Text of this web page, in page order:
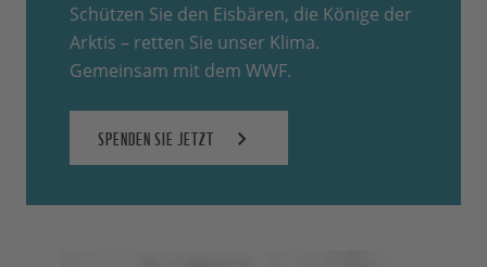
Schützen Sie den Eisbären, die Könige der
Arktis – retten Sie unser Klima.
Gemeinsam mit dem WWF.
SPENDEN SIE JETZT